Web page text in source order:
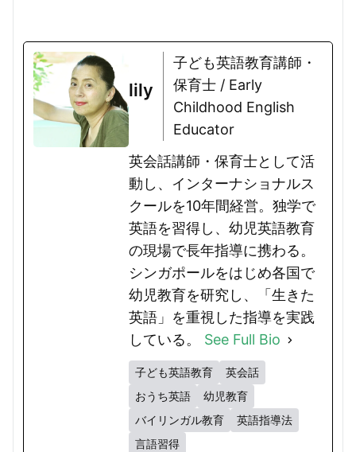
lily
子ども英語教育講師・
保育士 / Early
Childhood English
Educator
英会話講師・保育士として活
動し、インターナショナルス
クールを10年間経営。独学で
英語を習得し、幼児英語教育
の現場で長年指導に携わる。
シンガポールをはじめ各国で
幼児教育を研究し、「生きた
英語」を重視した指導を実践
している。 See Full Bio
子ども英語教育
英会話
おうち英語
幼児教育
バイリンガル教育
英語指導法
言語習得